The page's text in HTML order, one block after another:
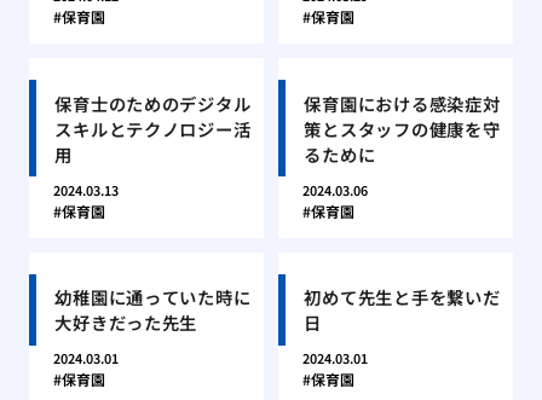
保育園 保育園
保育士のためのデジタル
スキルとテクノロジー活
用
2024.03.13
保育園
保育園における感染症対
策とスタッフの健康を守
るために
2024.03.06
保育園
幼稚園に通っていた時に
大好きだった先生
2024.03.01
保育園
初めて先生と手を繋いだ
日
2024.03.01
保育園